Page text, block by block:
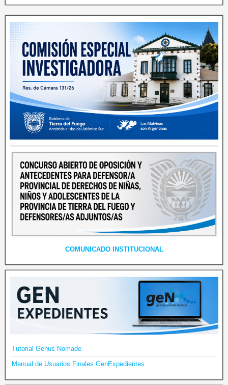
COMUNICADO INSTITUCIONAL
Tutorial Genus Nomade
Manual de Usuarios Finales GenExpedientes